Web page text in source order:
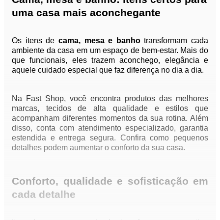
uma casa mais aconchegante
Os itens de cama, mesa e banhotransformam cada
ambiente da casa em um espaço de bem-estar. Mais do
que funcionais, eles trazem aconchego, elegância e
aquele cuidado especial que faz diferença no dia a dia.
Na Fast Shop, você encontra produtos das melhores
marcas, tecidos de alta qualidade e estilos que
acompanham diferentes momentos da sua rotina. Além
disso, conta com atendimento especializado, garantia
estendida e entrega segura. Confira como pequenos
detalhes podem aumentar o conforto da sua casa.
Conforto, qualidade e sofisticação em
cada detalhe